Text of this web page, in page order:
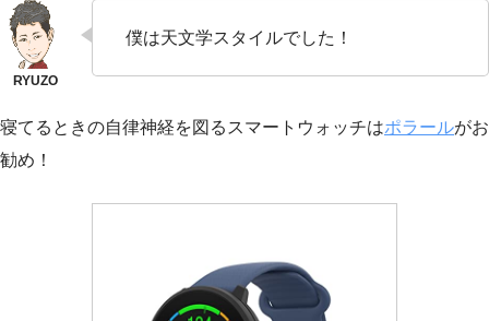
僕は天文学スタイルでした！
寝てるときの自律神経を図るスマートウォッチはポラールがお
勧め！